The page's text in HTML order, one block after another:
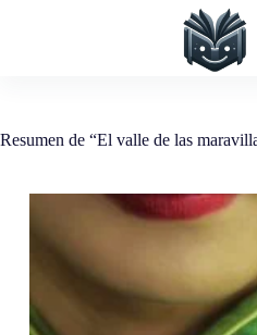
Resumen de “El valle de las